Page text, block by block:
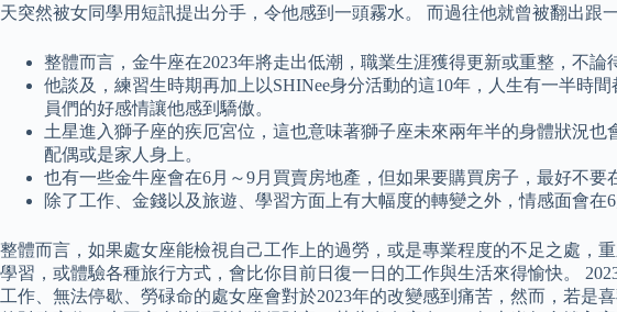
天突然被女同學用短訊提出分手，令他感到一頭霧水。 而過往他就曾被翻出跟
整體而言，金牛座在2023年將走出低潮，職業生涯獲得更新或重整，不論
他談及，練習生時期再加上以SHINee身分活動的這10年，人生有一半時
員們的好感情讓他感到驕傲。
土星進入獅子座的疾厄宮位，這也意味著獅子座未來兩年半的身體狀況
配偶或是家人身上。
也有一些金牛座會在6月～9月買賣房地產，但如果要購買房子，最好不要
除了工作、金錢以及旅遊、學習方面上有大幅度的轉變之外，情感面會在
整體而言，如果處女座能檢視自己工作上的過勞，或是專業程度的不足之處，
學習，或體驗各種旅行方式，會比你目前日復一日的工作與生活來得愉快。
工作、無法停歇、勞碌命的處女座會對於2023年的改變感到痛苦，然而，若是